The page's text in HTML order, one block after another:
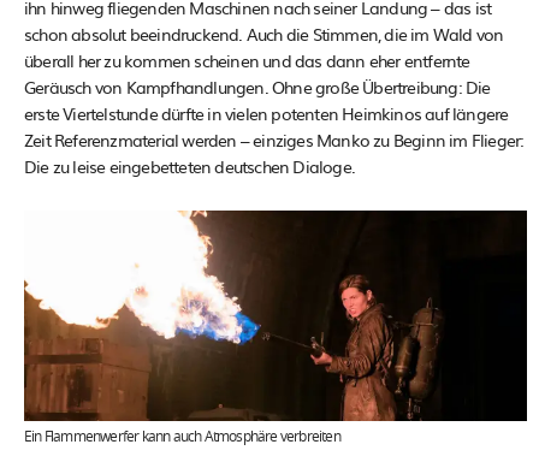
ihn hinweg fliegenden Maschinen nach seiner Landung – das ist
schon absolut beeindruckend. Auch die Stimmen, die im Wald von
überall her zu kommen scheinen und das dann eher entfernte
Geräusch von Kampfhandlungen. Ohne große Übertreibung: Die
erste Viertelstunde dürfte in vielen potenten Heimkinos auf längere
Zeit Referenzmaterial werden – einziges Manko zu Beginn im Flieger:
Die zu leise eingebetteten deutschen Dialoge.
Ein Flammenwerfer kann auch Atmosphäre verbreiten